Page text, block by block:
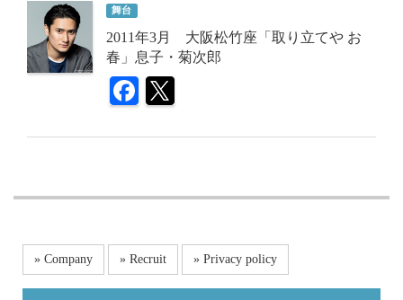
舞台
2011年3月 大阪松竹座「取り立てや お
春」息子・菊次郎
» Company » Recruit » Privacy policy